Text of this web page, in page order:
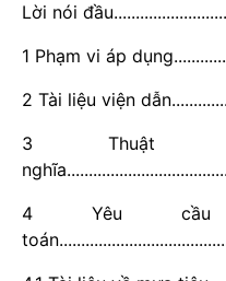
Lời nói
1 Phạm vi áp
2 Tài liệu viện
3 Thuật
4 Yêu